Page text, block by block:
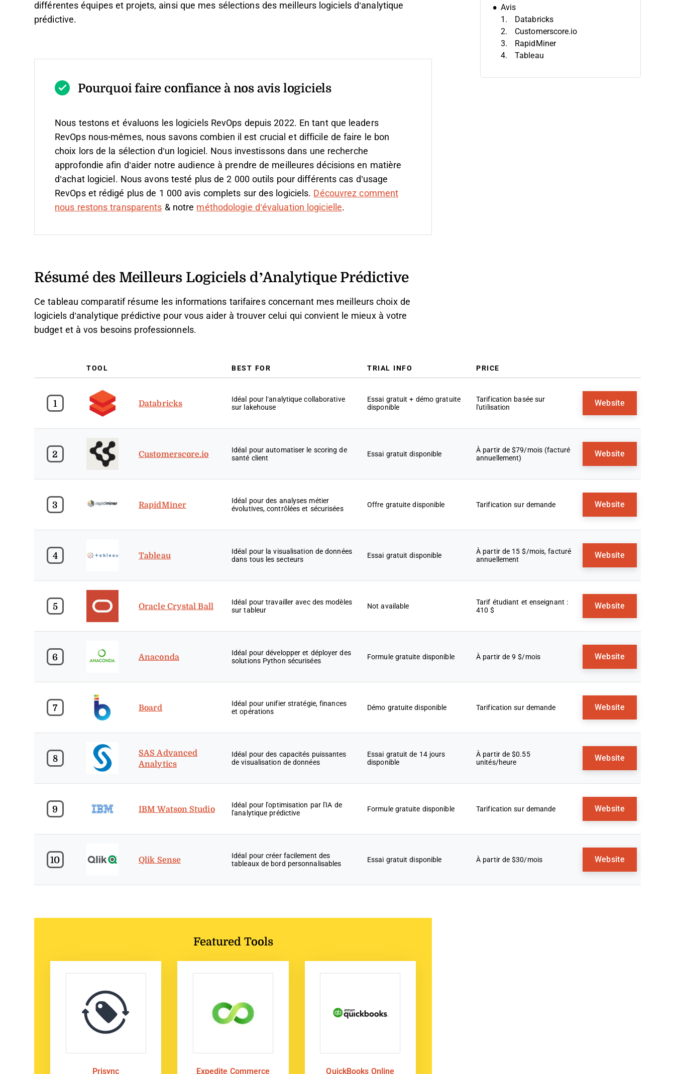
différentes équipes et projets, ainsi que mes sélections des meilleurs logiciels d’analytique
prédictive.
Pourquoi faire confiance à nos avis logiciels
Nous testons et évaluons les logiciels RevOps depuis 2022. En tant que leaders
RevOps nous-mêmes, nous savons combien il est crucial et difficile de faire le bon
choix lors de la sélection d’un logiciel. Nous investissons dans une recherche
approfondie afin d’aider notre audience à prendre de meilleures décisions en matière
d’achat logiciel. Nous avons testé plus de 2 000 outils pour différents cas d’usage
RevOps et rédigé plus de 1 000 avis complets sur des logiciels. Découvrez comment
nous restons transparents & notre méthodologie d’évaluation logicielle.
Résumé des Meilleurs Logiciels d’Analytique Prédictive
Ce tableau comparatif résume les informations tarifaires concernant mes meilleurs choix de
logiciels d’analytique prédictive pour vous aider à trouver celui qui convient le mieux à votre
budget et à vos besoins professionnels.
TOOL BEST FOR TRIAL INFO PRICE
1 Databricks
Idéal pour l’analytique collaborative
sur lakehouse
Essai gratuit + démo gratuite
disponible
Tarification basée sur
l'utilisation
Website
2 Customerscore.io
Idéal pour automatiser le scoring de
santé client
Essai gratuit disponible
À partir de $79/mois (facturé
annuellement)
Website
3 RapidMiner
Idéal pour des analyses métier
évolutives, contrôlées et sécurisées
Offre gratuite disponible Tarification sur demande Website
4 Tableau
Idéal pour la visualisation de données
dans tous les secteurs
Essai gratuit disponible
À partir de 15 $/mois, facturé
annuellement
Website
5 Oracle Crystal Ball
Idéal pour travailler avec des modèles
sur tableur
Not available
Tarif étudiant et enseignant :
410 $
Website
6 Anaconda
Idéal pour développer et déployer des
solutions Python sécurisées
Formule gratuite disponible À partir de 9 $/mois Website
7 Board
Idéal pour unifier stratégie, finances
et opérations
Démo gratuite disponible Tarification sur demande Website
8
SAS Advanced
Analytics
Idéal pour des capacités puissantes
de visualisation de données
Essai gratuit de 14 jours
disponible
À partir de $0.55
unités/heure
Website
9 IBM Watson Studio
Idéal pour l'optimisation par l'IA de
l'analytique prédictive
Formule gratuite disponible Tarification sur demande Website
10 Qlik Sense
Idéal pour créer facilement des
tableaux de bord personnalisables
Essai gratuit disponible À partir de $30/mois Website
Featured Tools
Prisync Expedite Commerce QuickBooks Online
Avis
Databricks
Customerscore.io
RapidMiner
Tableau
Anaconda